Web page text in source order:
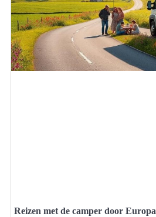
Reizen met de camper door Europa